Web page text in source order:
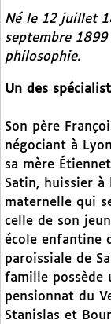
Né le 12 juillet
septembre 1899
philosophie.
Un des
Son père
négociant à
sa mère
Satin, huissier
maternelle qui
celle de son
école enfantine
paroissiale de
famille possède
pensionnat du
Stanislas et